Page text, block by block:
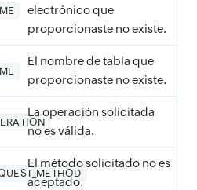
electrónico que
proporcionaste no existe.
El nombre de tabla que
proporcionaste no existe.
La operación solicitada
no es válida.
El método solicitado no es
aceptado.